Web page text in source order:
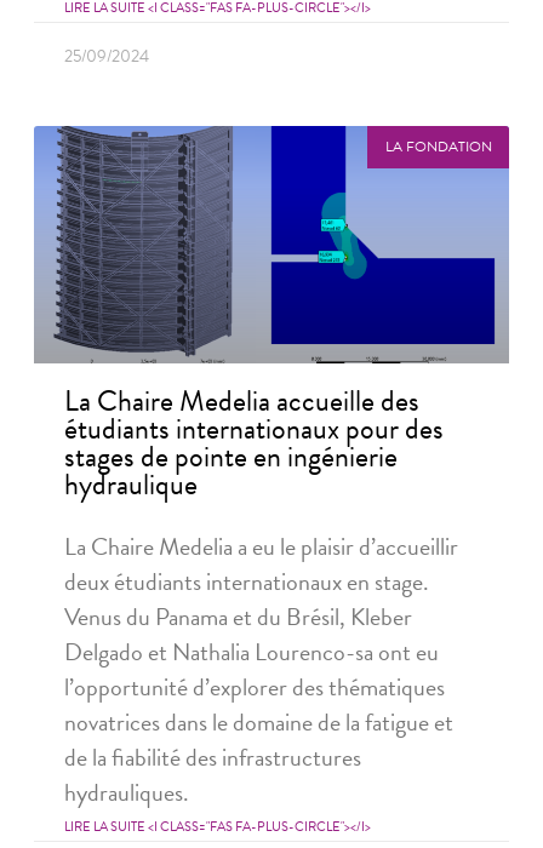
LIRE LA SUITE <I CLASS="FAS FA-PLUS-CIRCLE"></I>
25/09/2024
LA FONDATION
La Chaire Medelia accueille des
étudiants internationaux pour des
stages de pointe en ingénierie
hydraulique
La Chaire Medelia a eu le plaisir d’accueillir
deux étudiants internationaux en stage.
Venus du Panama et du Brésil, Kleber
Delgado et Nathalia Lourenco-sa ont eu
l’opportunité d’explorer des thématiques
novatrices dans le domaine de la fatigue et
de la fiabilité des infrastructures
hydrauliques.
LIRE LA SUITE <I CLASS="FAS FA-PLUS-CIRCLE"></I>